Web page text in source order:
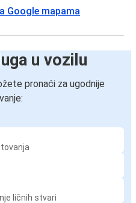
Google mapama
u vozilu
pronaći za ugodnije
ličnih stvari